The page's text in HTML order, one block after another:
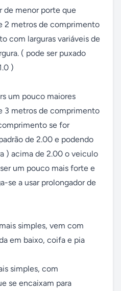
de menor porte que
2 metros de comprimento
com larguras variáveis de
( pode ser puxado
)
um pouco maiores
3 metros de comprimento
se for
de 2.00 e podendo
) acima de 2.00 o veiculo
um pouco mais forte e
se a usar prolongador de
simples, vem com
em baixo, coifa e pia
simples, com
se encaixam para